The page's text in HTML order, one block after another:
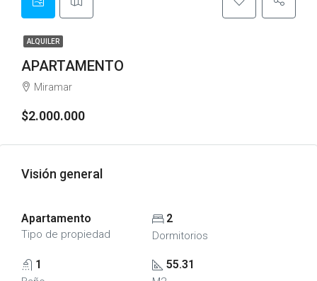
ALQUILER
APARTAMENTO
Miramar
$2.000.000
Visión general
Apartamento
Tipo de propiedad
2
Dormitorios
1 55.31